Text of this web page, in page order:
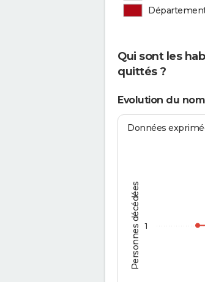
Qui sont les
quittés ?
Evolution du
Personnes décédées
Données
1